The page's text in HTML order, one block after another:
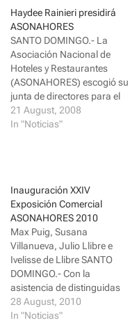
a
r
e
o
n
T
w
i
t
t
e
r
(
O
n
e
w
w
i
n
d
o
w
)
a
r
e
o
n
F
a
c
e
b
o
o
n
n
e
w
w
i
n
d
o
w
)
Haydee Rainieri presidirá
ASONAHORES
SANTO DOMINGO.- La
Asociación Nacional de
Hoteles y Restaurantes
(ASONAHORES) escogió su
junta de directores para el
período 2008-2010, con la
empresaria Haydee Kuret de
más importante del sector
turístico privado . La
señora…
21 August, 2008
In "Noticias"
Inauguración XXIV
Exposición Comercial
ASONAHORES 2010
Max Puig, Susana
Villanueva, Julio Llibre e
Ivelisse de Llibre SANTO
DOMINGO.- Con la
asistencia de distinguidas
personalidades de la
sociedad dominicana, la
28 August, 2010
In "Noticias"